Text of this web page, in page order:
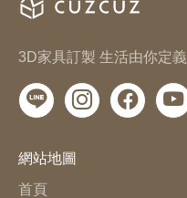
3D家具訂製 生活由你定義
網站地圖
首頁